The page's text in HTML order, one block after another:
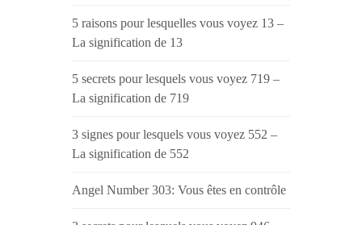
5 raisons pour lesquelles vous voyez 13 –
La signification de 13
5 secrets pour lesquels vous voyez 719 –
La signification de 719
3 signes pour lesquels vous voyez 552 –
La signification de 552
Angel Number 303: Vous êtes en contrôle